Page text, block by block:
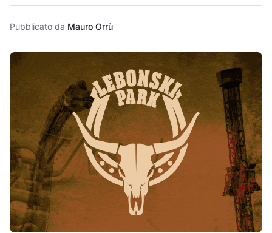
Pubblicato da Mauro Orrù